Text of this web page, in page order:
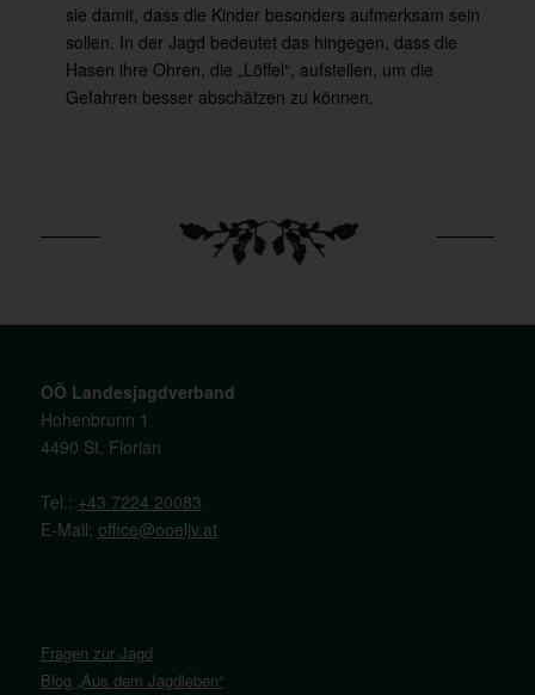
sie damit, dass die Kinder besonders aufmerksam sein
sollen. In der Jagd bedeutet das hingegen, dass die
Hasen ihre Ohren, die „Löffel“, aufstellen, um die
Gefahren besser abschätzen zu können.
OÖ Landesjagdverband
Hohenbrunn 1
4490 St. Florian
Tel.: +43 7224 20083
E-Mail: office@ooeljv.at
Fragen zur Jagd
Blog „Aus dem Jagdleben“